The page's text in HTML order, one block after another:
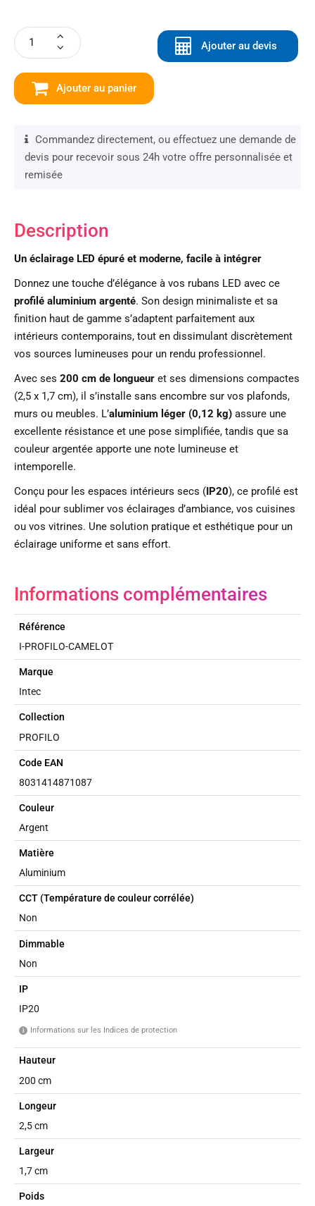
Ajouter au panier
Ajouter au devis
Commandez directement, ou effectuez une demande de
devis pour recevoir sous 24h votre offre personnalisée et
remisée
Description
Un éclairage LED épuré et moderne, facile à intégrer
Donnez une touche d’élégance à vos rubans LED avec ce
profilé aluminium argenté. Son design minimaliste et sa
finition haut de gamme s’adaptent parfaitement aux
intérieurs contemporains, tout en dissimulant discrètement
vos sources lumineuses pour un rendu professionnel.
Avec ses 200 cm de longueur et ses dimensions compactes
(2,5 x 1,7 cm), il s’installe sans encombre sur vos plafonds,
murs ou meubles. L’aluminium léger (0,12 kg) assure une
excellente résistance et une pose simplifiée, tandis que sa
couleur argentée apporte une note lumineuse et
intemporelle.
Conçu pour les espaces intérieurs secs (IP20), ce profilé est
idéal pour sublimer vos éclairages d’ambiance, vos cuisines
ou vos vitrines. Une solution pratique et esthétique pour un
éclairage uniforme et sans effort.
Informations complémentaires
Référence
I-PROFILO-CAMELOT
Marque
Intec
Collection
PROFILO
Code EAN
8031414871087
Couleur
Argent
Matière
Aluminium
CCT (Température de couleur corrélée)
Non
Dimmable
Non
IP
IP20
i Informations sur les Indices de protection
Hauteur
200 cm
Longeur
2,5 cm
Largeur
1,7 cm
Poids